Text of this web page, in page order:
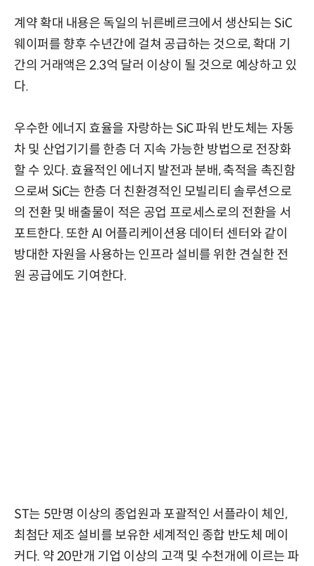
계약 확대 내용은 독일의 뉘른베르크에서 생산되는 SiC
웨이퍼를 향후 수년간에 걸쳐 공급하는 것으로, 확대 기
간의 거래액은 2.3억 달러 이상이 될 것으로 예상하고 있
다.
우수한 에너지 효율을 자랑하는 SiC 파워 반도체는 자동
차 및 산업기기를 한층 더 지속 가능한 방법으로 전장화
할 수 있다. 효율적인 에너지 발전과 분배, 축적을 촉진함
으로써 SiC는 한층 더 친환경적인 모빌리티 솔루션으로
의 전환 및 배출물이 적은 공업 프로세스로의 전환을 서
포트한다. 또한 AI 어플리케이션용 데이터 센터와 같이
방대한 자원을 사용하는 인프라 설비를 위한 견실한 전
원 공급에도 기여한다.
ST는 5만명 이상의 종업원과 포괄적인 서플라이 체인,
최첨단 제조 설비를 보유한 세계적인 종합 반도체 메이
커다. 약 20만개 기업 이상의 고객 및 수천개에 이르는 파